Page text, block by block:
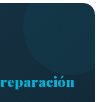
reparación